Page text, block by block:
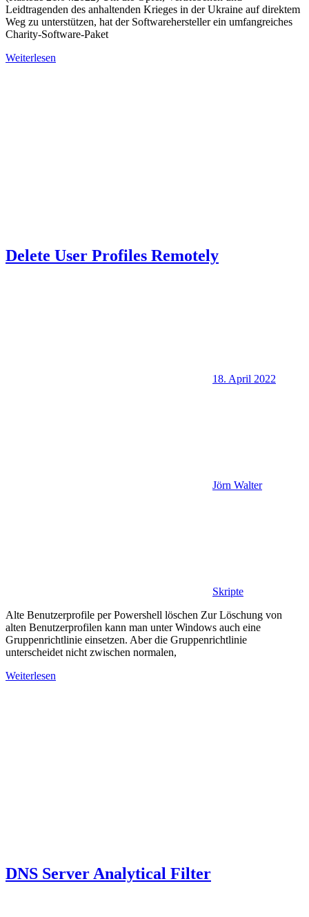
Leidtragenden des anhaltenden Krieges in der Ukraine auf direktem
Weg zu unterstützen, hat der Softwarehersteller ein umfangreiches
Charity-Software-Paket
Weiterlesen
Delete User Profiles Remotely
18. April 2022
Jörn Walter
Skripte
Alte Benutzerprofile per Powershell löschen Zur Löschung von
alten Benutzerprofilen kann man unter Windows auch eine
Gruppenrichtlinie einsetzen. Aber die Gruppenrichtlinie
unterscheidet nicht zwischen normalen,
Weiterlesen
DNS Server Analytical Filter